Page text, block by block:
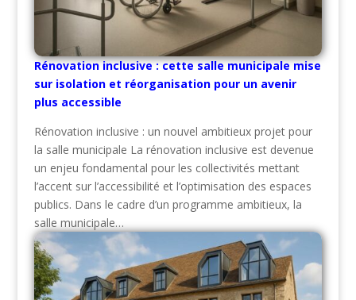
Rénovation inclusive : cette salle municipale mise
sur isolation et réorganisation pour un avenir
plus accessible
Rénovation inclusive : un nouvel ambitieux projet pour
la salle municipale La rénovation inclusive est devenue
un enjeu fondamental pour les collectivités mettant
l’accent sur l’accessibilité et l’optimisation des espaces
publics. Dans le cadre d’un programme ambitieux, la
salle municipale…